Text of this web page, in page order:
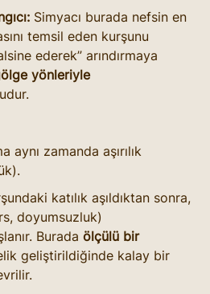
Simyacı burada nefsin en
temsil eden kurşunu
ederek” arındırmaya
yönleriyle
aynı zamanda aşırılık
katılık aşıldıktan sonra,
doyumsuzluk)
Burada ölçülü bir
geliştirildiğinde kalay bir